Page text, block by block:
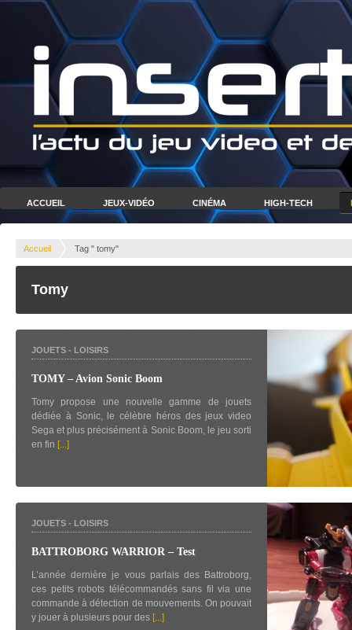
ACCUEIL JEUX-VIDÉO CINÉMA HIGH-TECH
Accueil Tag " tomy"
Tomy
JOUETS - LOISIRS
TOMY – Avion Sonic Boom
Tomy propose une nouvelle gamme de jouets
dédiée à Sonic, le célèbre héros des jeux video
Sega et plus précisément à Sonic Boom, le jeu sorti
en fin [...]
JOUETS - LOISIRS
BATTROBORG WARRIOR – Test
L’année dernière je vous parlais des Battroborg,
ces petits robots télécommandés sans fil via une
commande à détection de mouvements. On pouvait
y jouer à plusieurs pour des [...]